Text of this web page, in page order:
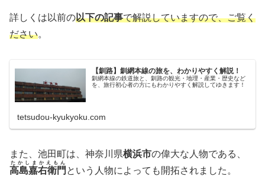
詳しくは以前の以下の記事で解説していますので、ご覧く
ださい。
【釧路】釧網本線の旅を、わかりやすく解説！
釧網本線の鉄道旅と、釧路の観光・地理・産業・歴史など
を、旅行初心者の方にもわかりやすく解説してゆきます！
tetsudou-kyukyoku.com
また、池田町は、神奈川県横浜市の偉大な人物である、
高島嘉右衛門
たかしまかえもん
という人物によっても開拓されました。